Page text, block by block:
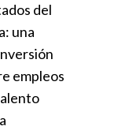
del
una
empleos